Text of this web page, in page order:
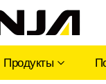
Продукты